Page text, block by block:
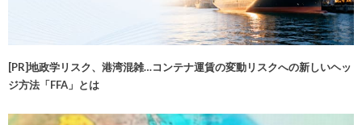
[PR]地政学リスク、港湾混雑…コンテナ運賃の変動リスクへの新しいヘッ
ジ方法「FFA」とは